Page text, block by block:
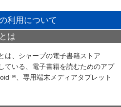
利用について
は
は、シャープの電子書籍ストア
ている、電子書籍を読むためのアプ
、専用端末メディアタブレット